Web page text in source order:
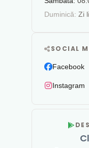
Duminică: Zi
SOCIAL
Facebook
Instagram